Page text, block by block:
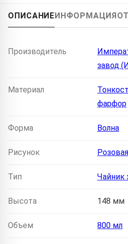
ОПИСАНИЕИНФОРМАЦИЯ
Производитель
завод
Материал
фарфор
Форма Волна
Рисунок
Тип Чайник
Высота 148 мм
Объем 800 мл